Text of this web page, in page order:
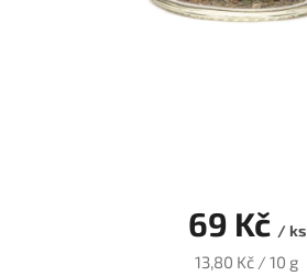
69 Kč / ks
Měrná
13,80 Kč / 10 g